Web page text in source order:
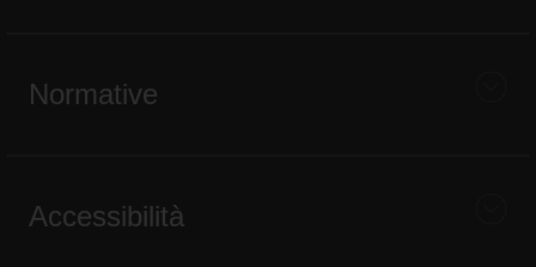
Normative
Accessibilità